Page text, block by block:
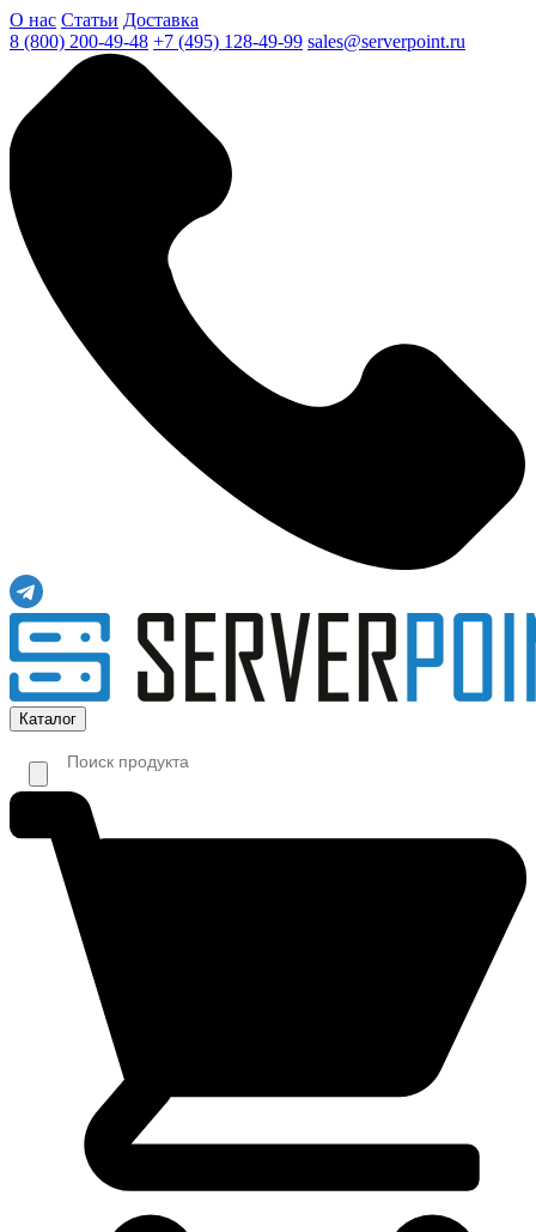
О нас Статьи Доставка
8 (800) 200-49-48 +7 (495) 128-49-99 sales@serverpoint.ru
Каталог